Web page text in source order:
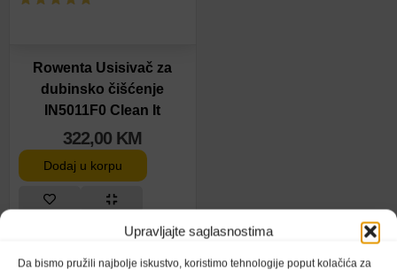
Upravljajte saglasnostima
Da bismo pružili najbolje iskustvo, koristimo tehnologije poput kolačića za
Rowenta Usisivač za
dubinsko čišćenje
IN5011F0 Clean It
322,00 KM
Dodaj u korpu